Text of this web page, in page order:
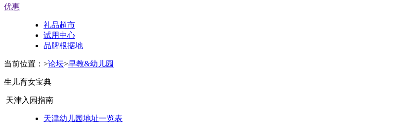
优惠
礼品超市
试用中心
品牌根据地
当前位置： >论坛>早教&幼儿园
生儿育女宝典
天津入园指南
天津幼儿园地址一览表